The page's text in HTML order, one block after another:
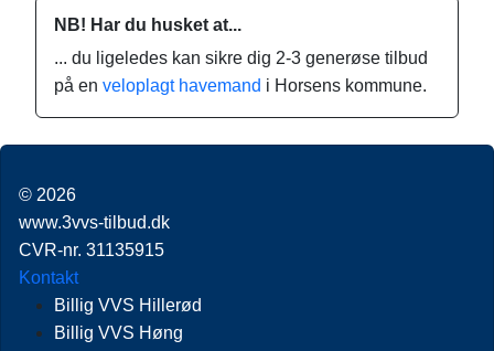
o
g
e
r
n
NB! Har du husket at...
... du ligeledes kan sikre dig 2-3 generøse tilbud
på en veloplagt havemand i Horsens kommune.
© 2026
www.3vvs-tilbud.dk
CVR-nr. 31135915
Kontakt
Billig VVS Hillerød
Billig VVS Høng